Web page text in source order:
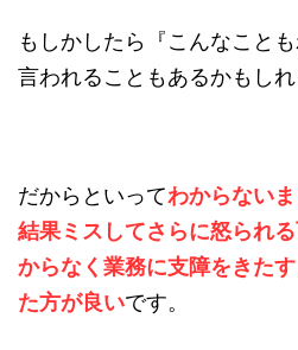
もしかしたら『こんなこと
言われることもあるかもしれ
だからといってわからないま
結果ミスしてさらに怒られ
からなく業務に支障をきた
た方が良いです。